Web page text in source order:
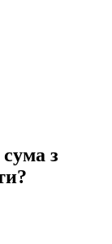
з